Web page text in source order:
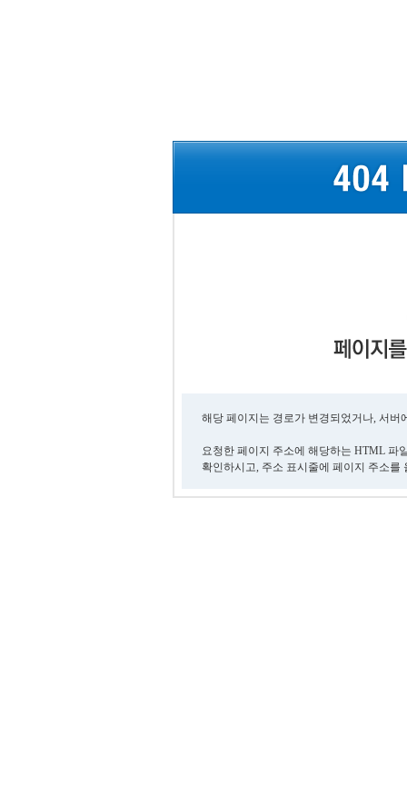
해당 페이지는 경로가 변경되었거나, 서
요청한 페이지 주소에 해당하는 HTML 파
확인하시고, 주소 표시줄에 페이지 주소